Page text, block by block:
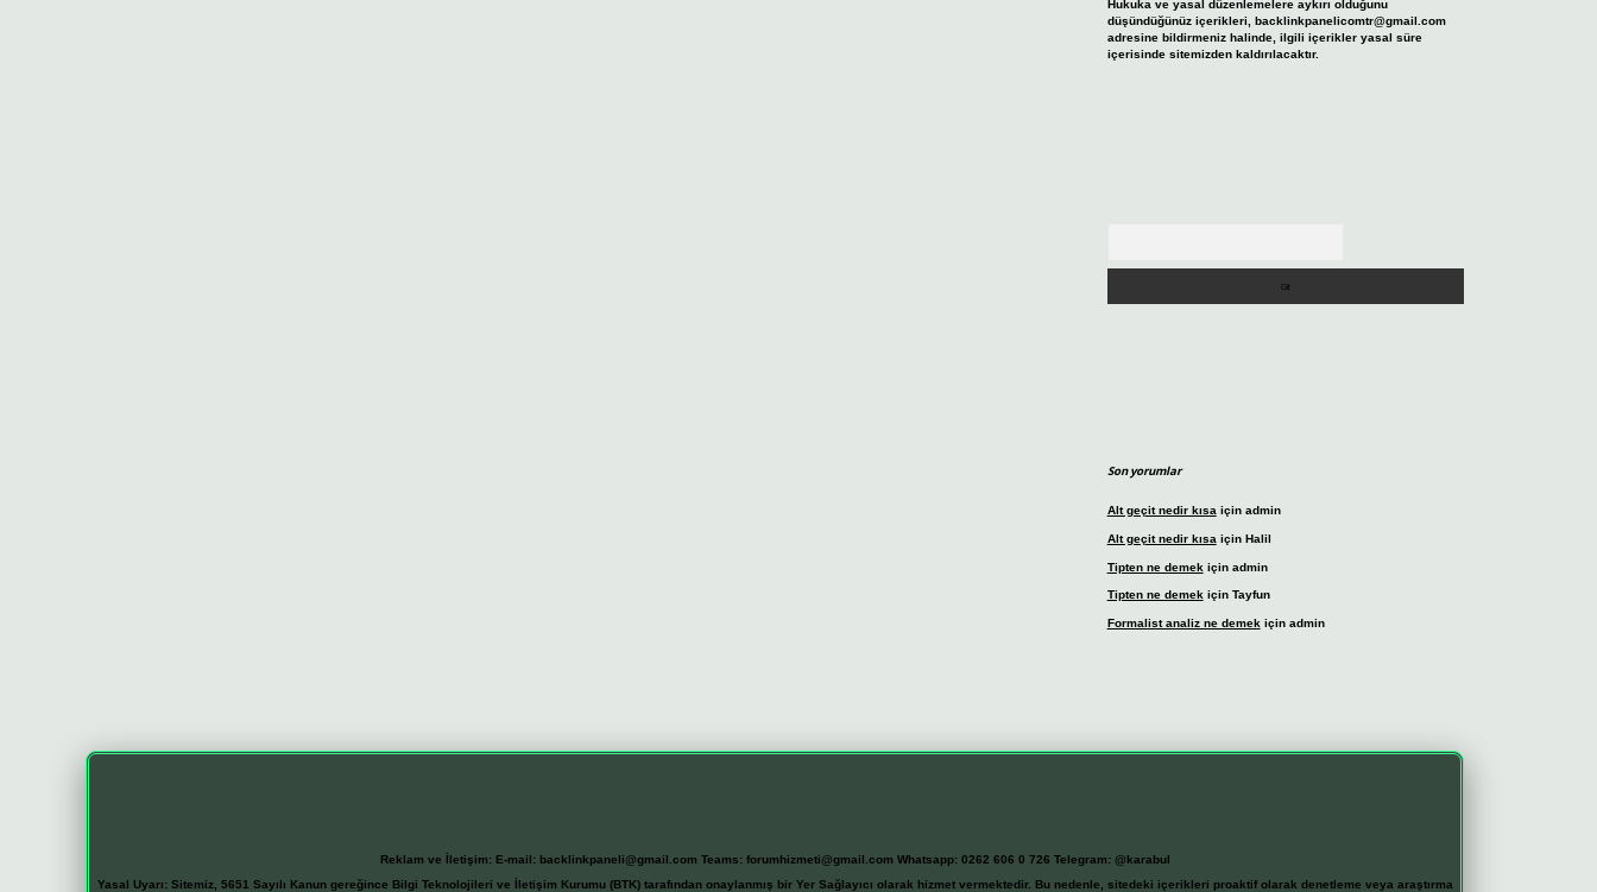
Hukuka ve yasal düzenlemelere aykırı olduğunu
düşündüğünüz içerikleri, backlinkpanelicomtr@gmail.com
adresine bildirmeniz halinde, ilgili içerikler yasal süre
içerisinde sitemizden kaldırılacaktır.
Son yorumlar
Alt geçit nedir kısaiçin admin
Alt geçit nedir kısa için Halil
Tipten ne demek için admin
Tipten ne demek için Tayfun
Formalist analiz ne demek için admin
Reklam ve İletişim: E-mail: backlinkpaneli@gmail.com Teams: forumhizmeti@gmail.com Whatsapp: 0262 606 0 726 Telegram: @karabul
Yasal Uyarı:Sitemiz, 5651 Sayılı Kanun gereğince Bilgi Teknolojileri ve İletişim Kurumu (BTK) tarafından onaylanmış bir Yer Sağlayıcı olarak hizmet vermektedir. Bu nedenle, sitedeki içerikleri proaktif olarak denetleme veya araştırma